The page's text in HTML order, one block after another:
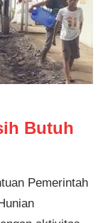
Butuh
Pemerintah